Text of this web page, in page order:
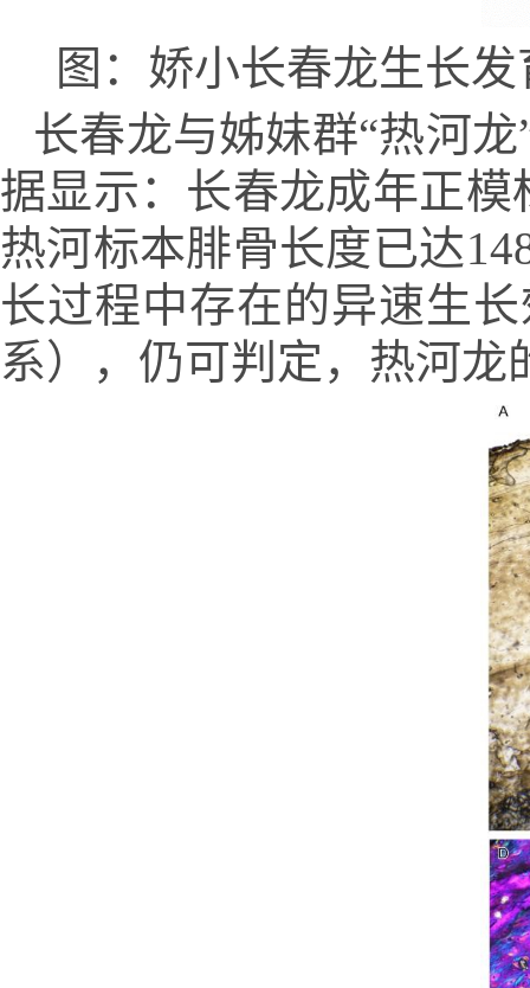
图：娇小长春龙生长
长春龙与姊妹群“热河
据显示：长春龙成年正
热河标本腓骨长度已达
长过程中存在的异速生
系），仍可判定，热河